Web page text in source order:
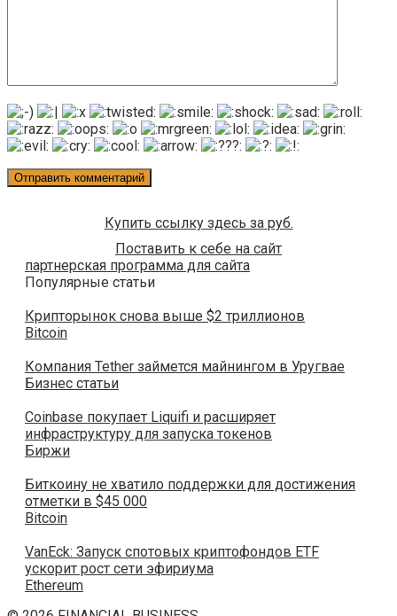
Купить ссылку здесь за руб.
Поставить к себе на сайт
партнерская программа для сайта
Популярные статьи
Крипторынок снова выше $2 триллионов
Bitcoin
Компания Tether займется майнингом в Уругвае
Бизнес статьи
Coinbase покупает Liquifi и расширяет
инфраструктуру для запуска токенов
Биржи
Биткоину не хватило поддержки для достижения
отметки в $45 000
Bitcoin
VanEck: Запуск спотовых криптофондов ETF
ускорит рост сети эфириума
Ethereum